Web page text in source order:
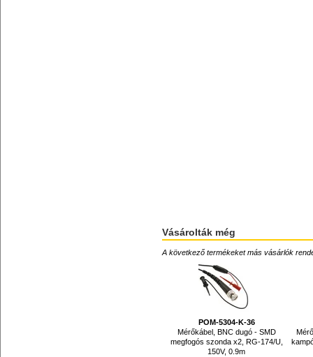
Vásárolták még
A következő termékeket más vásárlók
POM-5304-K-36
Mérőkábel, BNC dugó - SMD
megfogós szonda x2, RG-174/U,
150V, 0.9m